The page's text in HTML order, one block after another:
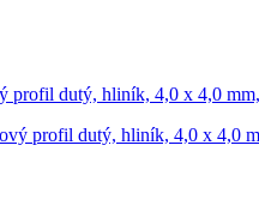
profil dutý, hliník, 4,0 x 4,0